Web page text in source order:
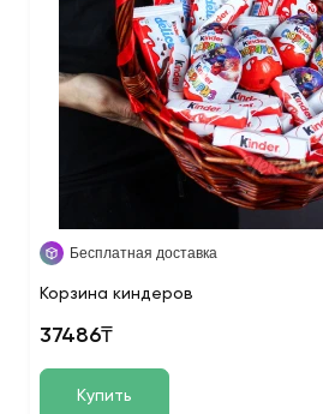
Бесплатная доставка
Корзина киндеров
37486₸
Купить